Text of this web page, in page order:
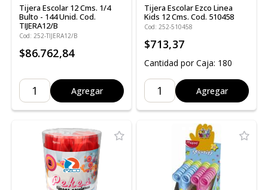
Tijera Escolar 12 Cms. 1/4
Bulto - 144 Unid. Cod.
TIJERA12/B
Cod: 252-TIJERA12/B
$86.762,84
Agregar
Tijera Escolar Ezco Linea
Kids 12 Cms. Cod. 510458
Cod: 252-510458
$713,37
Cantidad por Caja: 180
Agregar